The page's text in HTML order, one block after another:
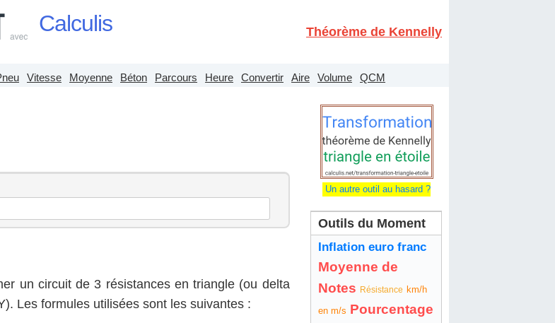
Calculis Théorème de Kennelly
Vitesse Moyenne Béton Parcours Heure Convertir Aire Volume QCM
un circuit de 3 résistances en triangle (ou delta
Les formules utilisées sont les suivantes :
Un autre outil au hasard ?
Outils du Moment
Inflation euro franc
Moyenne de
Notes Résistance km/h
en m/s Pourcentage